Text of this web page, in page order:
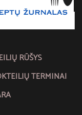
RŪŠYS
TERMINAI